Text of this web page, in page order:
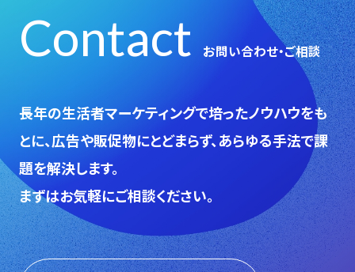
Contact お問い合わせ・ご相談
⻑年の生活者マーケティングで培ったノウハウをも
とに、広告や販促物にとどまらず、あらゆる手法で課
題を解決します。
まずはお気軽にご相談ください。